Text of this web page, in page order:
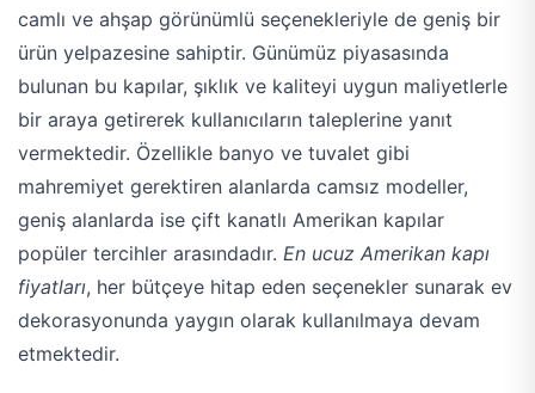
camlı ve ahşap görünümlü seçenekleriyle de geniş bir
ürün yelpazesine sahiptir. Günümüz piyasasında
bulunan bu kapılar, şıklık ve kaliteyi uygun maliyetlerle
bir araya getirerek kullanıcıların taleplerine yanıt
vermektedir. Özellikle banyo ve tuvalet gibi
mahremiyet gerektiren alanlarda camsız modeller,
geniş alanlarda ise çift kanatlı Amerikan kapılar
popüler tercihler arasındadır. En ucuz Amerikan kapı
fiyatları, her bütçeye hitap eden seçenekler sunarak ev
dekorasyonunda yaygın olarak kullanılmaya devam
etmektedir.